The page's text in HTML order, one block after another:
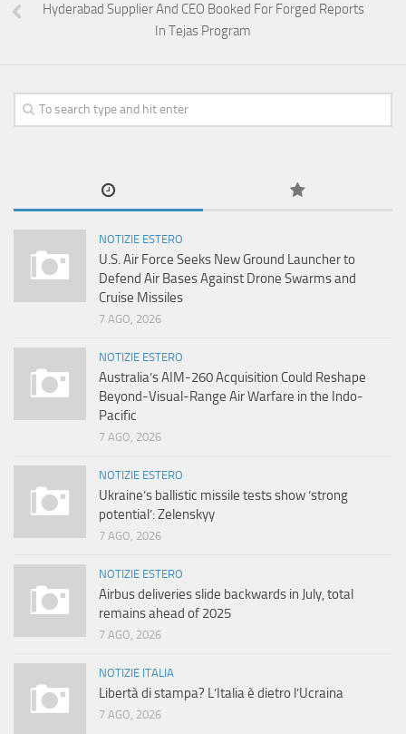
Hyderabad Supplier And CEO Booked For Forged Reports
In Tejas Program
NOTIZIE ESTERO
U.S. Air Force Seeks New Ground Launcher to
Defend Air Bases Against Drone Swarms and
Cruise Missiles
7 AGO, 2026
NOTIZIE ESTERO
Australia’s AIM-260 Acquisition Could Reshape
Beyond-Visual-Range Air Warfare in the Indo-
Pacific
7 AGO, 2026
NOTIZIE ESTERO
Ukraine’s ballistic missile tests show ‘strong
potential’: Zelenskyy
7 AGO, 2026
NOTIZIE ESTERO
Airbus deliveries slide backwards in July, total
remains ahead of 2025
7 AGO, 2026
NOTIZIE ITALIA
Libertà di stampa? L’Italia è dietro l’Ucraina
7 AGO, 2026